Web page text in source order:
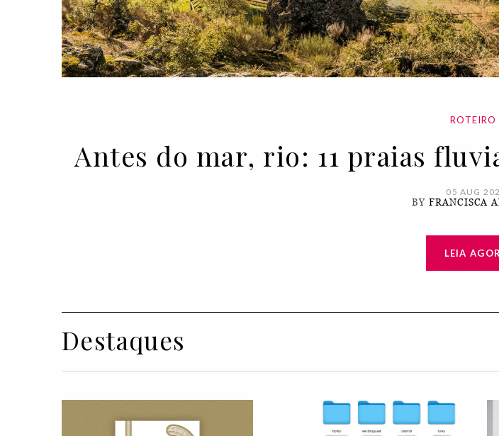
ROTEIRO
Antes do mar, rio: 11 praias
05 AUG
BY FRANCISCA
LEIA
Destaques